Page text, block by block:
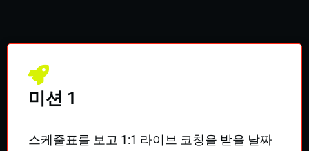
미션 1
스케줄표를 보고 1:1 라이브 코칭을 받을 날짜